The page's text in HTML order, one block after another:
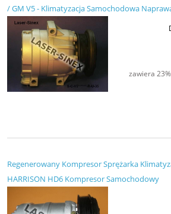
/ GM V5 - Klimatyzacja Samochodowa
zawiera
Regenerowany Kompresor Sprężarka
HARRISON HD6 Kompresor Samochodowy